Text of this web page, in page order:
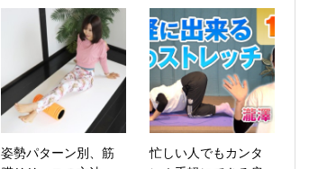
姿勢パターン別、筋
忙しい人でもカンタ